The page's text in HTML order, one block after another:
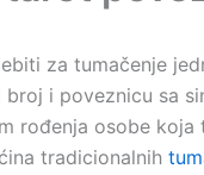
za tumačenje
i poveznicu sa
rođenja osobe
tradicionalnih